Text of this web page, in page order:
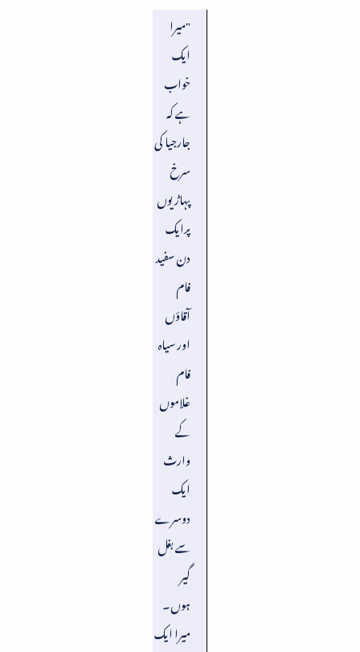
"میرا
ایک
خواب
ہے کہ
جارجیا کی
سرخ
پہاڑیوں
پرایک
دن سفید
فام
آقاؤں
اور سیاہ
فام
غلاموں
کے
وارث
ایک
دوسرے
سے بغل
گیر
ہوں۔
میرا ایک